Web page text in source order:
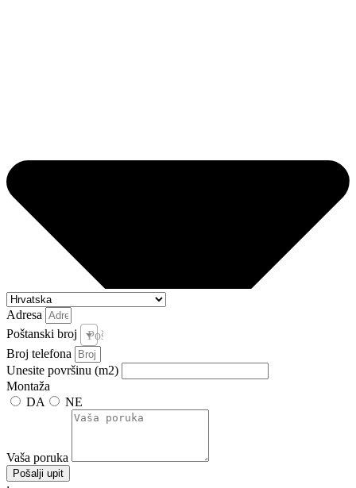
Adresa
Poštanski broj
Poštanski broj i pošta *
Broj telefona
Unesite površinu (m2)
Montaža
DA
NE
Vaša poruka
Pošalji upit